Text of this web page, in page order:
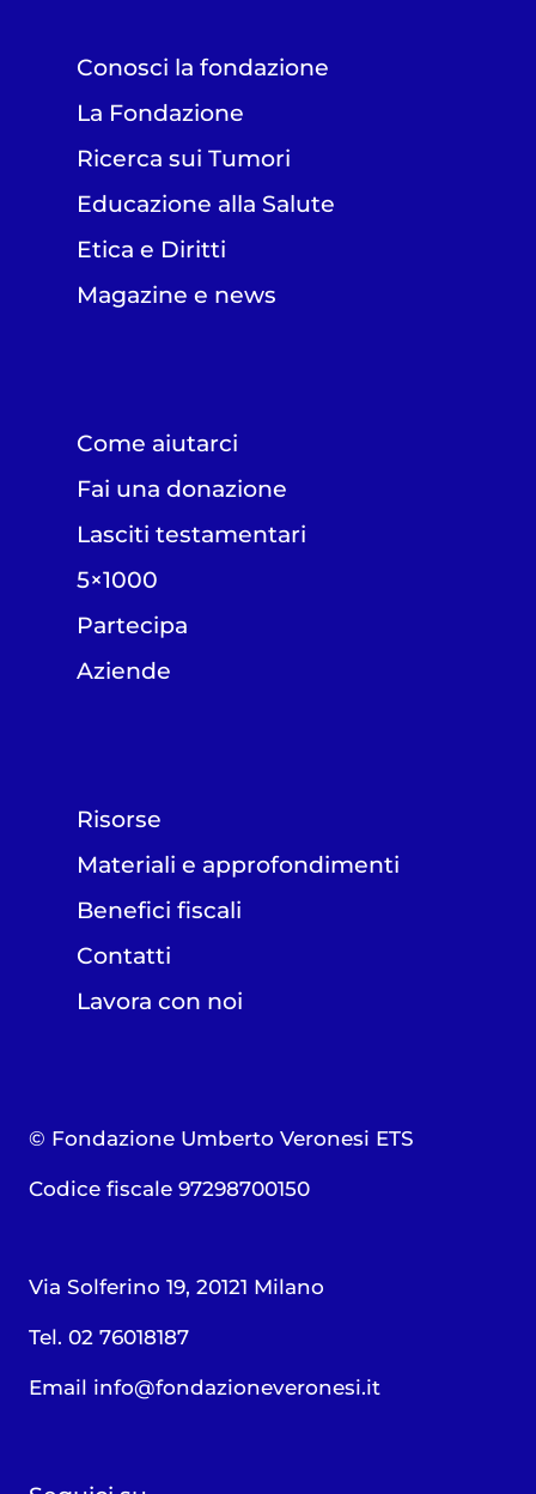
Conosci la fondazione
La Fondazione
Ricerca sui Tumori
Educazione alla Salute
Etica e Diritti
Magazine e news
Come aiutarci
Fai una donazione
Lasciti testamentari
5×1000
Partecipa
Aziende
Risorse
Materiali e approfondimenti
Benefici fiscali
Contatti
Lavora con noi
© Fondazione Umberto Veronesi ETS
Codice fiscale 97298700150
Via Solferino 19, 20121 Milano
Tel. 02 76018187
Email info@fondazioneveronesi.it